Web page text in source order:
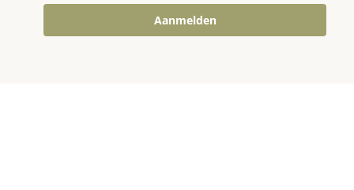
Aanmelden